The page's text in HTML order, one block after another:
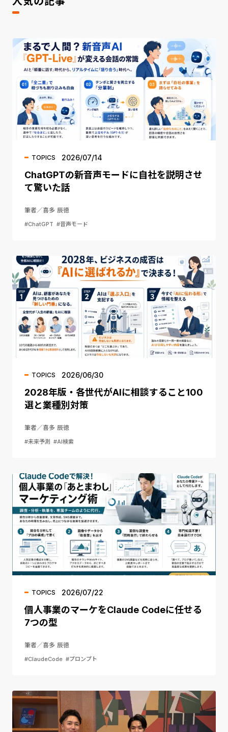
TOPICS 2026/07/14
ChatGPTの新音声モードに自社を説明させ
て驚いた話
筆者／喜多 辰徳
#ChatGPT #音声モード
TOPICS 2026/06/30
2028年版・各世代がAIに相談すること100
選と業種別対策
筆者／喜多 辰徳
#未来予測 #AI検索
TOPICS 2026/07/22
個人事業のマーケをClaude Codeに任せる
7つの型
筆者／喜多 辰徳
#ClaudeCode #プロンプト